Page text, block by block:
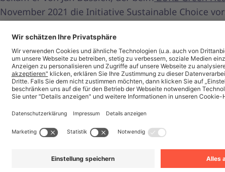
November 2021 die Initiative Sustainable Choice
Den kompletten Artikel können Sie hier nachlesen:
www.mtd.de